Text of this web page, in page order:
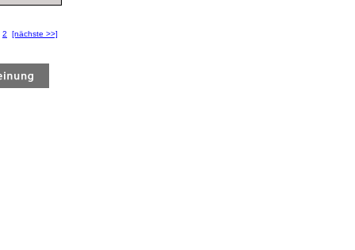
2 [nächste >>]